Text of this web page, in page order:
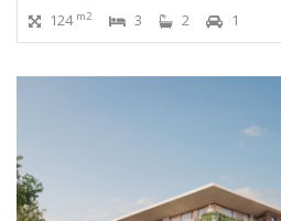
124 m2 3 2 1